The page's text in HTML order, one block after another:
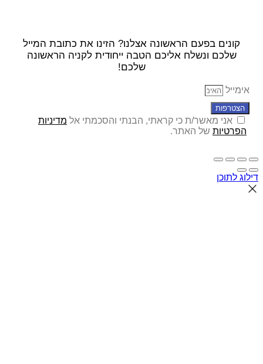
קונים בפעם הראשונה אצלנו? הזינו את כתובת המייל
שלכם ונשלח אליכם הטבה ייחודית לקניה הראשונה
שלכם!
אימייל
הצטרפות
אני מאשר/ת כי קראתי, הבנתי והסכמתי אל מדיניות
הפרטיות של האתר.
דילוג לתוכן